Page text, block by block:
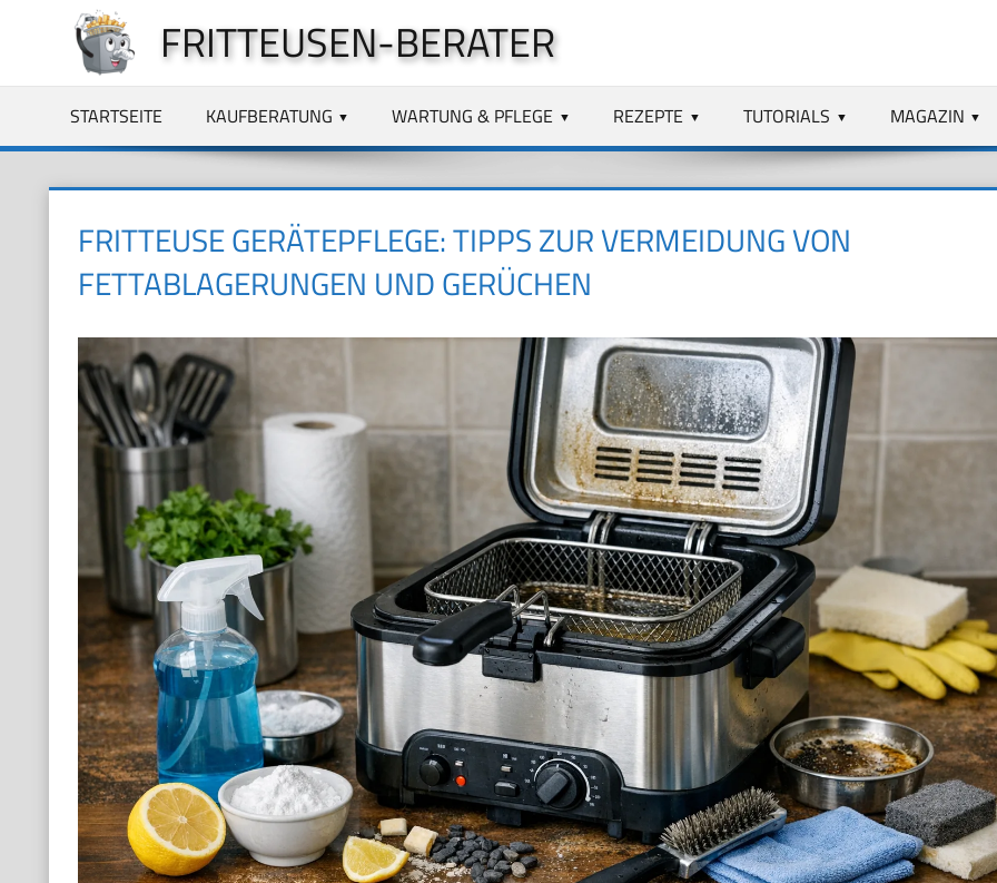
springen
FRITTEUSEN-BERATER
STARTSEITE KAUFBERATUNG WARTUNG & PFLEGE REZEPTE TUTORIALS MAGAZIN
FRITTEUSE GERÄTEPFLEGE: TIPPS ZUR VERMEIDUNG VON
FETTABLAGERUNGEN UND GERÜCHEN